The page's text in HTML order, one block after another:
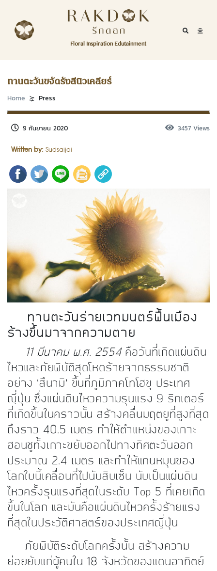
RakDok (รักดอก)
Floral Inspiration Edutainment
Mobile
RakDok
Menu
MAGAZINE
EDUTAINMENT
RAKDOK
ABOUT
Channel Facebook
Channel Instagram
Twitter
Channel Youtube
ทานตะวันขจัดรังสีนิวเคลียร์
Home Press
Written by: Sudsaijai
9 กันยายน 2020 3457 Views
ทานตะวันร่ายเวทมนตร์ฟื้นเมือง
ร้างขึ้นมาจากความตาย
11 มีนาคม พ.ศ. 2554คือวันที่เกิดแผ่นดิน
ไหวและภัยพิบัติสุดโหดร้ายจากธรรมชาติ
อย่าง ‘สึนามิ’ ขึ้นที่ภูมิภาคโทโฮขุ ประเทศ
ญี่ปุ่น ซึ่งแผ่นดินไหวความรุนแรง 9 ริกเตอร์
ที่เกิดขึ้นในคราวนั้น สร้างคลื่นมฤตยูที่สูงที่สุด
ถึงราว 40.5 เมตร ทำให้ตำแหน่งของเกาะ
ฮอนชูทั้งเกาะขยับออกไปทางทิศตะวันออก
ประมาณ 2.4 เมตร และทำให้แกนหมุนของ
โลกใบนี้เคลื่อนที่ไปนับสิบเซ็น นับเป็นแผ่นดิน
ไหวครั้งรุนแรงที่สุดในระดับ Top 5 ที่เคยเกิด
ขึ้นในโลก และมันคือแผ่นดินไหวครั้งร้ายแรง
ที่สุดในประวัติศาสตร์ของประเทศญี่ปุ่น
ภัยพิบัติระดับโลกครั้งนั้น สร้างความ
ย่อยยับแก่ผู้คนใน 18 จังหวัดของแดนอาทิตย์